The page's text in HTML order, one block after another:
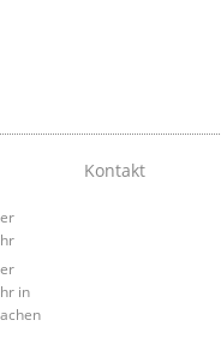
in
Kontakt